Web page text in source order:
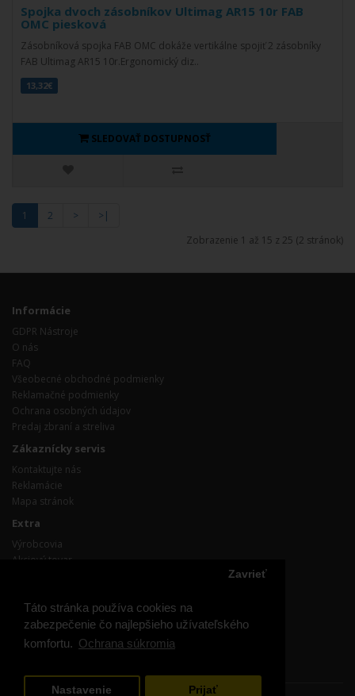
Táto stránka používa cookies na
zabezpečenie čo najlepšieho užívateľského
komfortu. Ochrana súkromia
Zavrieť
Nastavenie Prijať
Spojka dvoch zásobníkov Ultimag AR15 10r FAB
OMC piesková
Zásobníková spojka FAB OMC dokáže vertikálne spojiť 2 zásobníky
FAB Ultimag AR15 10r.Ergonomický diz..
13,32€
SLEDOVAŤ DOSTUPNOSŤ
1 2 >
>|
Zobrazenie 1 až 15 z 25 (2 stránok)
Informácie
GDPR Nástroje
O nás
FAQ
Všeobecné obchodné podmienky
Reklamačné podmienky
Ochrana osobných údajov
Predaj zbraní a streliva
Zákaznícky servis
Kontaktujte nás
Reklamácie
Mapa stránok
Extra
Výrobcovia
Akciový tovar
Účet
Objednávka
Obľúbené produkty
Prihláste / odhláste sa z odoberania noviniek